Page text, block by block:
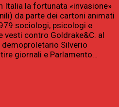
Italia la fortunata «invasione»
da parte dei cartoni animati
sociologi, psicologi e
contro Goldrake&C. al
Silverio
giornali e Parlamento…